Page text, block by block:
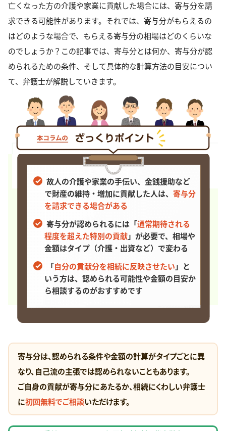
亡くなった方の介護や家業に貢献した場合には、寄与分を請
求できる可能性があります。それでは、寄与分がもらえるの
はどのような場合で、もらえる寄与分の相場はどのくらいな
のでしょうか？この記事では、寄与分とは何か、寄与分が認
められるための条件、そして具体的な計算方法の目安につい
て、弁護士が解説していきます。
故人の介護や家業の手伝い、金銭援助など
で財産の維持・増加に貢献した人は、 寄与分
を請求できる場合がある
寄与分が認められるには「通常期待される
程度を超えた特別の貢献」が必要で、相場や
金額はタイプ（介護・出資など）で変わる
「自分の貢献分を相続に反映させたい 」と
いう方は、 認められる可能性や金額の目安か
ら相談するのがおすすめです
寄与分は、認められる条件や金額の計算がタイプごとに異
なり、 自己流の主張では認められないこともあります。
ご自身の貢献が寄与分にあたるか、相続にくわしい弁護士
に初回無料でご相談いただけます。